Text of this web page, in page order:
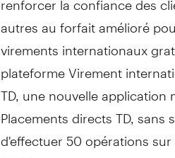
autres au forfait amélioré
virements internationaux
plateforme Virement
TD, une nouvelle
Placements directs TD,
d'effectuer 50 opérations